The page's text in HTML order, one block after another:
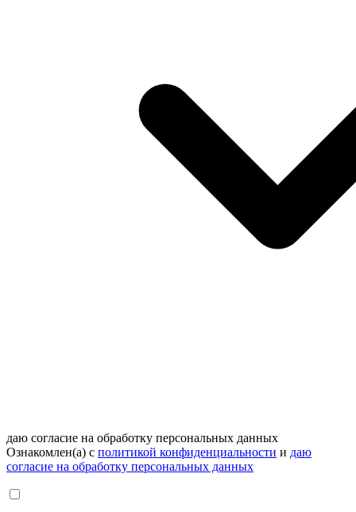
даю согласие на обработку персональных данных
Ознакомлен(а) с политикой конфиденциальности и даю
согласие на обработку персональных данных